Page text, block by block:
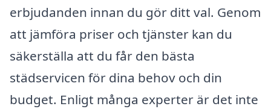
erbjudanden innan du gör ditt val. Genom
att jämföra priser och tjänster kan du
säkerställa att du får den bästa
städservicen för dina behov och din
budget. Enligt många experter är det inte